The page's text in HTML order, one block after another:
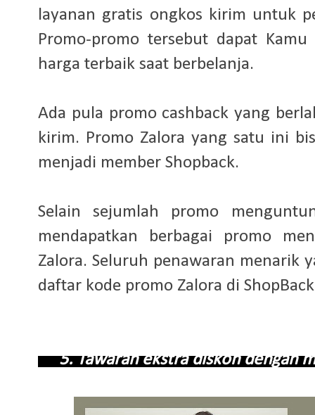
layanan gratis ongkos kirim untuk
Promo-promo tersebut dapat
harga terbaik saat berbelanja.
Ada pula promo cashback yang
kirim. Promo Zalora yang satu ini
menjadi member Shopback.
Selain sejumlah promo
mendapatkan berbagai promo
Zalora. Seluruh penawaran menarik
daftar kode promo Zalora di
5. Tawaran ekstra diskon dengan